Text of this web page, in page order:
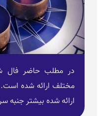
در مطلب حاضر فال
مختلف ارائه شده است.
ارائه شده بیشتر جنبه